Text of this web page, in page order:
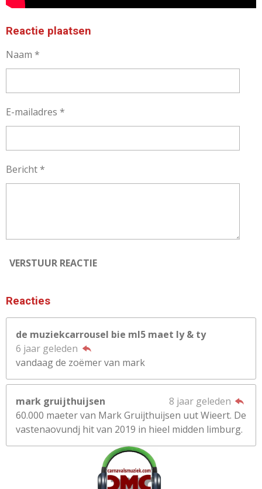
Reactie plaatsen
Naam *
E-mailadres *
Bericht *
VERSTUUR REACTIE
Reacties
de muziekcarrousel bie ml5 maet ly & ty
6 jaar geleden
vandaag de zoëmer van mark
mark gruijthuijsen
8 jaar geleden
60.000 maeter van Mark Gruijthuijsen uut Wieert. De
vastenaovundj hit van 2019 in hieel midden limburg.